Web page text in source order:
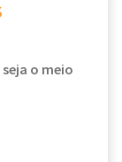
o meio